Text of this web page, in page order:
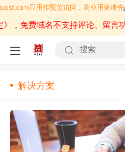
只用作预览访问，商业用途请先
，免费域名不支持评论、留言
解决方案